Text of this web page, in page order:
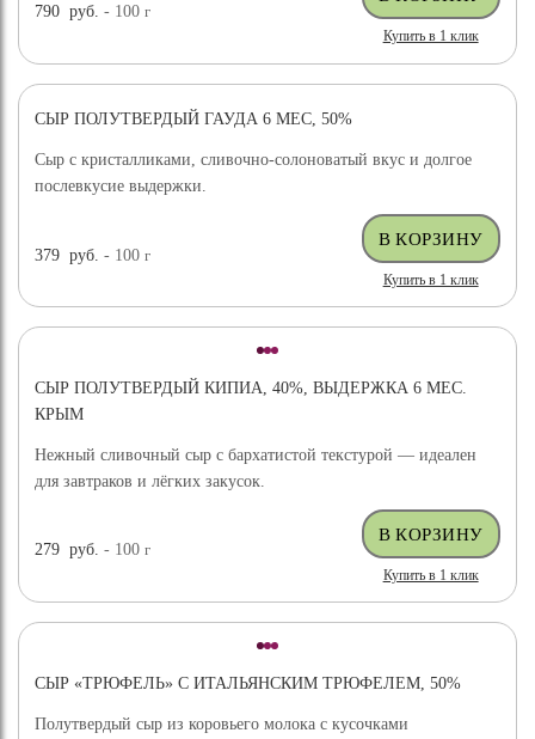
790 руб. - 100г
Купить в 1 клик
ХИТ ПРОДАЖ
СЫР ПОЛУТВЕРДЫЙ ГАУДА 6 МЕС, 50%
Сыр с кристалликами, сливочно-солоноватый вкус и долгое
послевкусие выдержки.
379 руб. - 100г
Купить в 1 клик
СЫР ПОЛУТВЕРДЫЙ КИПИА, 40%, ВЫДЕРЖКА 6 МЕС.
КРЫМ
Нежный сливочный сыр с бархатистой текстурой — идеален
для завтраков и лёгких закусок.
279 руб. - 100г
Купить в 1 клик
СЫР «ТРЮФЕЛЬ» С ИТАЛЬЯНСКИМ ТРЮФЕЛЕМ, 50%
Полутвердый сыр из коровьего молока с кусочками